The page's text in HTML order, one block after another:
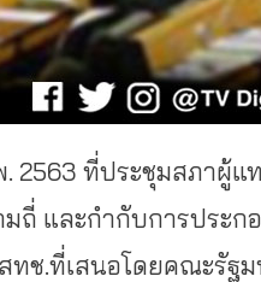
. 2563 ที่ประชุมสภาผู้
ถี่ และกำกับการประก
ช.ที่เสนอโดยคณะรัฐม